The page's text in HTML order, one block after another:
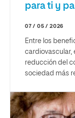
para ti y
07 / 05 / 2026
Entre los
cardiovascular,
reducción del
sociedad más